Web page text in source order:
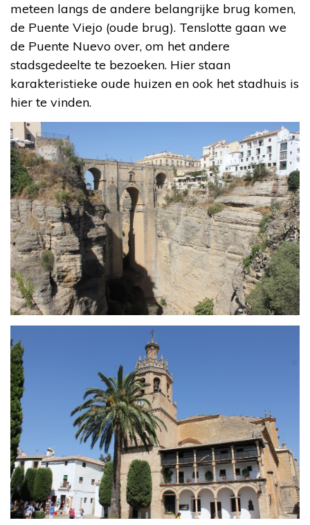
meteen langs de andere belangrijke brug komen,
de Puente Viejo (oude brug). Tenslotte gaan we
de Puente Nuevo over, om het andere
stadsgedeelte te bezoeken. Hier staan
karakteristieke oude huizen en ook het stadhuis is
hier te vinden.